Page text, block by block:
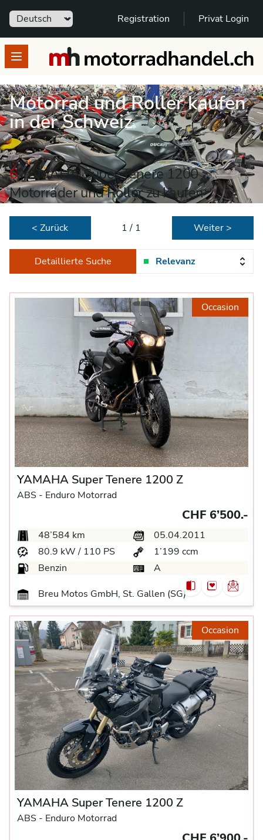
Sprache Registration Privat Login
Open menumotorradhandel.ch
Motorrad und Roller kaufen
in der Schweiz
6YAMAHA Super Tenere 1200
Motorräder und Roller zu kaufen
< Zurück 1 / 1 Weiter >
Detaillierte Suche Relevanz
Occasion
YAMAHA Super Tenere 1200 Z
ABS - Enduro Motorrad
CHF 6’500.-
48’584 km
05.04.2011
80.9 kW / 110 PS
1’199 ccm
Benzin
A
Breu Motos GmbH, St. Gallen (SG)
Occasion
YAMAHA Super Tenere 1200 Z
ABS - Enduro Motorrad